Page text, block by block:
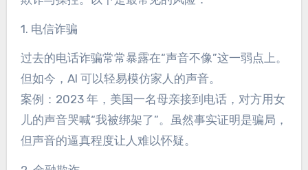
1. 电信诈骗
过去的电话诈骗常常暴露在“声音不像”这一弱点上。
但如今，AI 可以轻易模仿家人的声音。
案例：2023 年，美国一名母亲接到电话，对方用女
儿的声音哭喊“我被绑架了”。虽然事实证明是骗局，
但声音的逼真程度让人难以怀疑。